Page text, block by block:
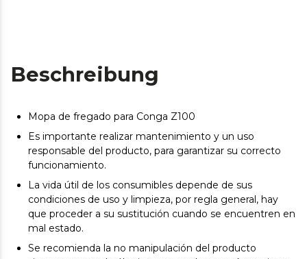
Beschreibung
Mopa de fregado para Conga Z100
Es importante realizar mantenimiento y un uso
responsable del producto, para garantizar su correcto
funcionamiento.
La vida útil de los consumibles depende de sus
condiciones de uso y limpieza, por regla general, hay
que proceder a su sustitución cuando se encuentren en
mal estado.
Se recomienda la no manipulación del producto